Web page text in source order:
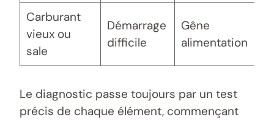
Carburant
vieux ou
sale
Démarrage
difficile
Gêne
alimentation
Le diagnostic passe toujours par un test
précis de chaque élément, commençant